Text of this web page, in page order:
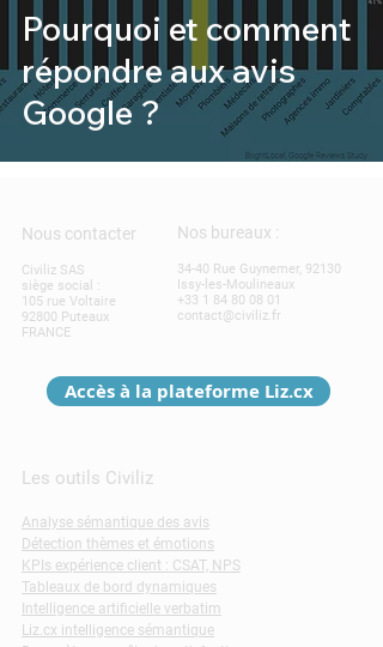
Pourquoi et comment
répondre aux avis
Google ?
Nous contacter
Civiliz SAS
siège social :
105 rue Voltaire
92800 Puteaux
FRANCE
Nos bureaux :
34-40 Rue Guynemer, 92130
Issy-les-Moulineaux
+33 1 84 80 08 01
contact@civiliz.fr
Accès à la plateforme Liz.cx
Les outils Civiliz
Analyse sémantique des avis
Détection thèmes et émotions
KPIs expérience client : CSAT, NPS
Tableaux de bord dynamiques
Intelligence artificielle verbatim
Liz.cx intelligence sémantique